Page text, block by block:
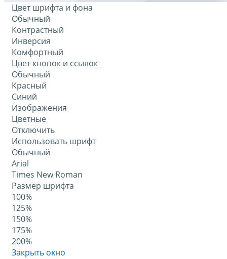
Цвет шрифта и фона
Обычный
Контрастный
Инверсия
Комфортный
Цвет кнопок и ссылок
Обычный
Красный
Синий
Изображения
Цветные
Отключить
Использовать шрифт
Обычный
Arial
Times New Roman
Размер шрифта
100%
125%
150%
175%
200%
Закрыть окно